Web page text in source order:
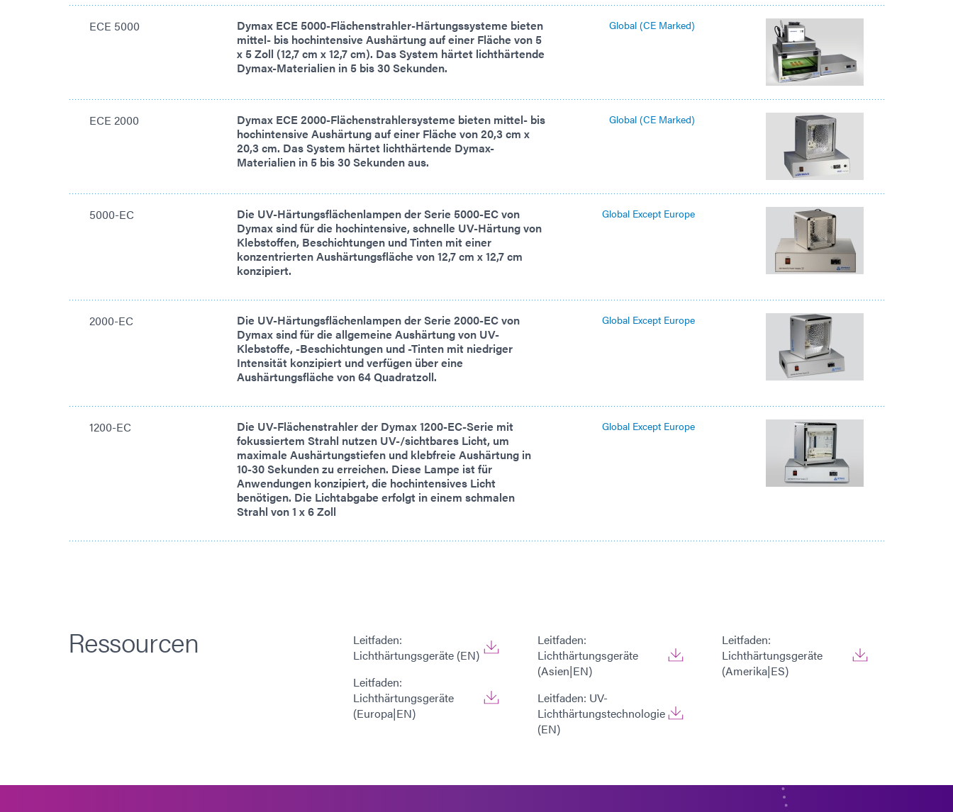
ECE 5000
Dymax ECE 5000-Flächenstrahler-Härtungssysteme bieten
mittel- bis hochintensive Aushärtung auf einer Fläche von 5
x 5 Zoll (12,7 cm x 12,7 cm). Das System härtet lichthärtende
Dymax-Materialien in 5 bis 30 Sekunden.
Global (CE Marked)
ECE 2000
Dymax ECE 2000-Flächenstrahlersysteme bieten mittel- bis
hochintensive Aushärtung auf einer Fläche von 20,3 cm x
20,3 cm. Das System härtet lichthärtende Dymax-
Materialien in 5 bis 30 Sekunden aus.
Global (CE Marked)
5000-EC
Die UV-Härtungsflächenlampen der Serie 5000-EC von
Dymax sind für die hochintensive, schnelle UV-Härtung von
Klebstoffen, Beschichtungen und Tinten mit einer
konzentrierten Aushärtungsfläche von 12,7 cm x 12,7 cm
konzipiert.
Global Except Europe
2000-EC
Die UV-Härtungsflächenlampen der Serie 2000-EC von
Dymax sind für die allgemeine Aushärtung von UV-
Klebstoffe, -Beschichtungen und -Tinten mit niedriger
Intensität konzipiert und verfügen über eine
Aushärtungsfläche von 64 Quadratzoll.
Global Except Europe
1200-EC
Die UV-Flächenstrahler der Dymax 1200-EC-Serie mit
fokussiertem Strahl nutzen UV-/sichtbares Licht, um
maximale Aushärtungstiefen und klebfreie Aushärtung in
10-30 Sekunden zu erreichen. Diese Lampe ist für
Anwendungen konzipiert, die hochintensives Licht
benötigen. Die Lichtabgabe erfolgt in einem schmalen
Strahl von 1 x 6 Zoll
Global Except Europe
Ressourcen
Leitfaden:
Lichthärtungsgeräte (EN)
Leitfaden:
Lichthärtungsgeräte
(Europa|EN)
Leitfaden:
Lichthärtungsgeräte
(Asien|EN)
Leitfaden: UV-
Lichthärtungstechnologie
(EN)
Leitfaden:
Lichthärtungsgeräte
(Amerika|ES)